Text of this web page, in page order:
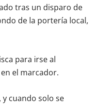
tras un disparo de
de la portería local,
para irse al
el marcador.
, y cuando solo se